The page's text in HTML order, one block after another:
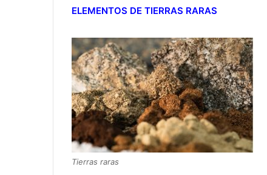
ELEMENTOS DE TIERRAS RARAS
Tierras raras